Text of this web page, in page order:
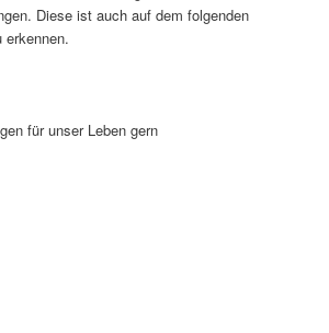
Diese ist auch auf dem folgenden
erkennen.